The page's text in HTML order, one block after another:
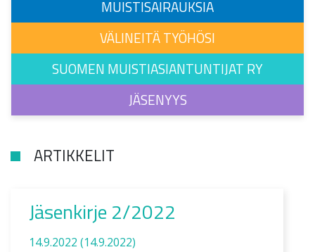
MUISTISAIRAUKSIA
VÄLINEITÄ TYÖHÖSI
SUOMEN MUISTIASIANTUNTIJAT RY
JÄSENYYS
ARTIKKELIT
Jäsenkirje 2/2022
14.9.2022 (14.9.2022)